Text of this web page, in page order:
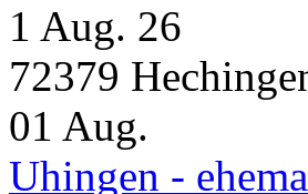
1 Aug. 26
72379
01 Aug.
Uhingen -